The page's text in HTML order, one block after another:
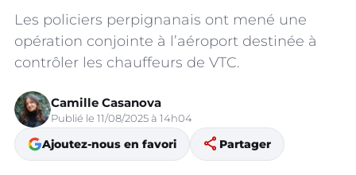
Les policiers perpignanais ont mené une
opération conjointe à l’aéroport destinée à
contrôler les chauffeurs de VTC.
Camille Casanova
Publié le 11/08/2025 à 14h04
Ajoutez-nous en favori share Partager